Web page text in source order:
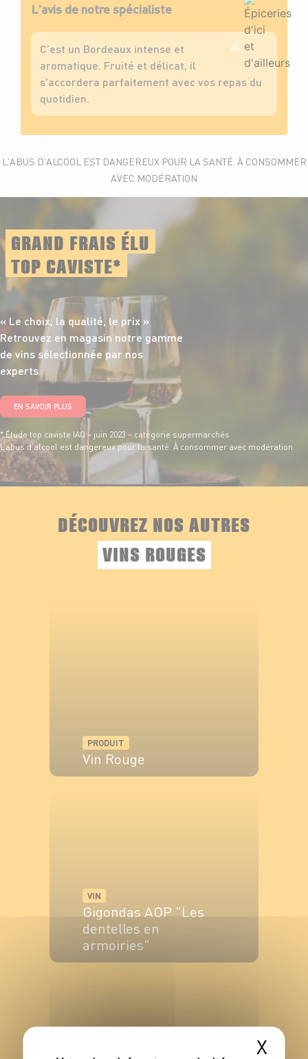
L'avis de notre spécialiste
C’est un Bordeaux intense et
aromatique. Fruité et délicat, il
s'accordera parfaitement avec vos repas du
quotidien.
L'ABUS D'ALCOOL EST DANGEREUX POUR LA SANTÉ. À CONSOMMER
AVEC MODÉRATION
GRAND FRAIS ÉLU
TOP CAVISTE*
« Le choix, la qualité, le prix »
Retrouvez en magasin notre gamme
de vins sélectionnée par nos
experts.
EN SAVOIR PLUS
* Étude top caviste IAQ – juin 2023 – catégorie supermarchés
L’abus d’alcool est dangereux pour la santé. À consommer avec modération.
DÉCOUVREZ NOS AUTRES
VINS ROUGES
PRODUIT
Vin Rouge
VIN
Gigondas AOP "Les
dentelles en
armoiries"
X